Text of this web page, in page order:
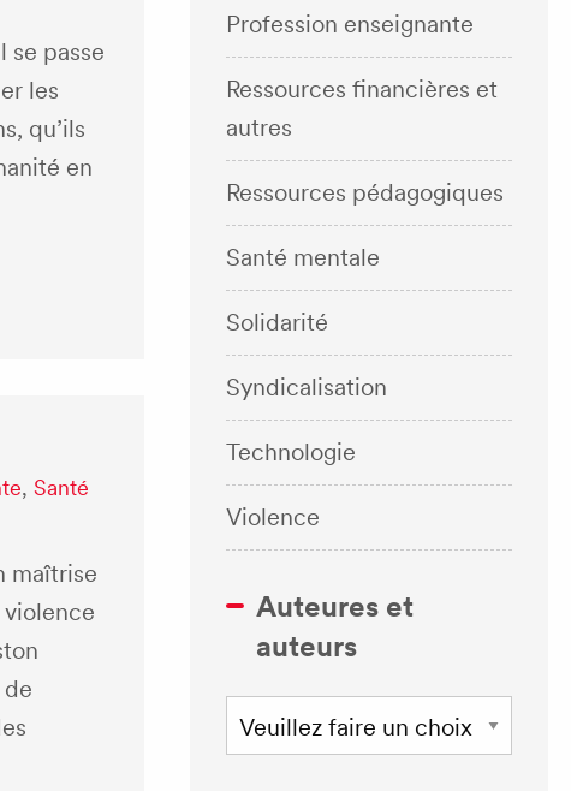
se passe
les
qu’ils
en
, Santé
maîtrise
violence
Profession enseignante
Ressources financières et
autres
Ressources pédagogiques
Santé mentale
Solidarité
Syndicalisation
Technologie
Violence
Auteures et
auteurs